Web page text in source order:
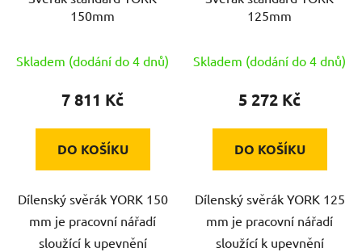
150mm
Skladem (dodání do 4 dnů)
7 811 Kč
DO KOŠÍKU
Dílenský svěrák YORK 150
mm je pracovní nářadí
sloužící k upevnění
125mm
Skladem (dodání do 4 dnů)
5 272 Kč
DO KOŠÍKU
Dílenský svěrák YORK 125
mm je pracovní nářadí
sloužící k upevnění